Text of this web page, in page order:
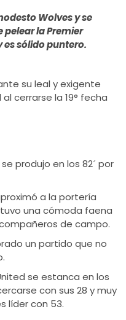
Wolves y se
pelear la Premier
es sólido puntero.
su leal y exigente
cerrarse la 19° fecha
produjo en los 82´ por
a la portería
una cómoda faena
de campo.
un partido que no
se estanca en los
con sus 28 y muy
líder con 53.